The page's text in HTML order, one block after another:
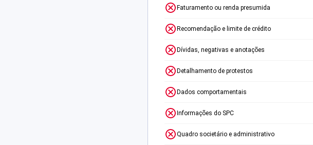
Faturamento ou renda presumida
Recomendação e limite de crédito
Dívidas, negativas e anotações
Detalhamento de protestos
Dados comportamentais
Informações do SPC
Quadro societário e administrativo